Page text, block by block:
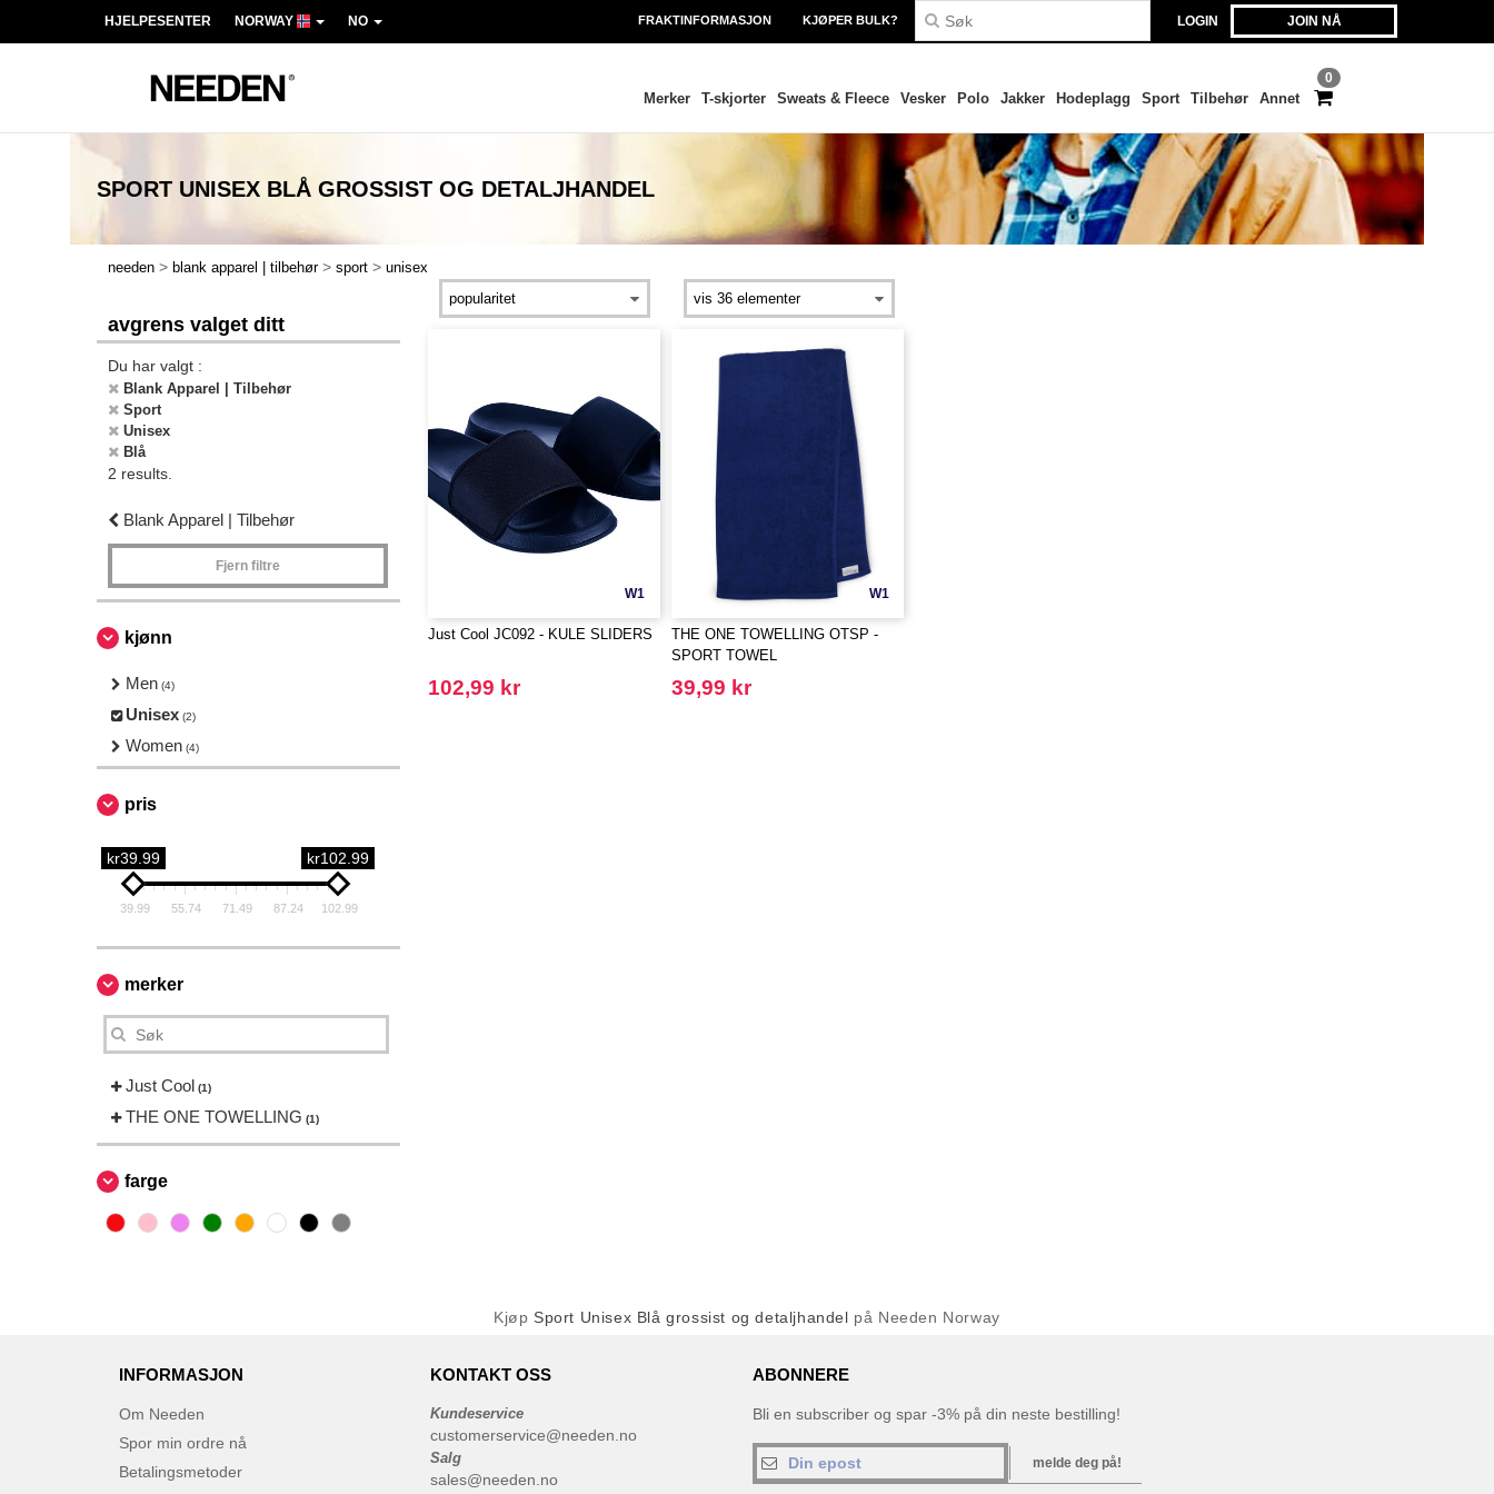
LOGIN JOIN NÅ
HJELPESENTER NORWAY NO FRAKTINFORMASJON KJØPER BULK?
0
Merker T-skjorter Sweats & Fleece Vesker Polo Jakker Hodeplagg Sport Tilbehør Annet
SPORT UNISEX BLÅ GROSSIST OG DETALJHANDEL
needen > blank apparel | tilbehør > sport > unisex
avgrens valget ditt
Du har valgt :
Blank Apparel | Tilbehør
Sport
Unisex
Blå
2 results.
Blank Apparel | Tilbehør
Fjern filtre
kjønn
Men (4)
Unisex (2)
Women (4)
pris
kr39.99 kr102.99
39.99 55.74 71.49 87.24 102.99
merker
Just Cool (1)
THE ONE TOWELLING (1)
farge
W1
Just Cool JC092 - KULE SLIDERS
102,99 kr
W1
THE ONE TOWELLING OTSP -
SPORT TOWEL
39,99 kr
Kjøp Sport Unisex Blå grossist og detaljhandel på Needen Norway
INFORMASJON
Om Needen
Spor min ordre nå
Betalingsmetoder
KONTAKT OSS
Kundeservice
customerservice@needen.no
Salg
sales@needen.no
ABONNERE
Bli en subscriber og spar -3% på din neste bestilling!
melde deg på!